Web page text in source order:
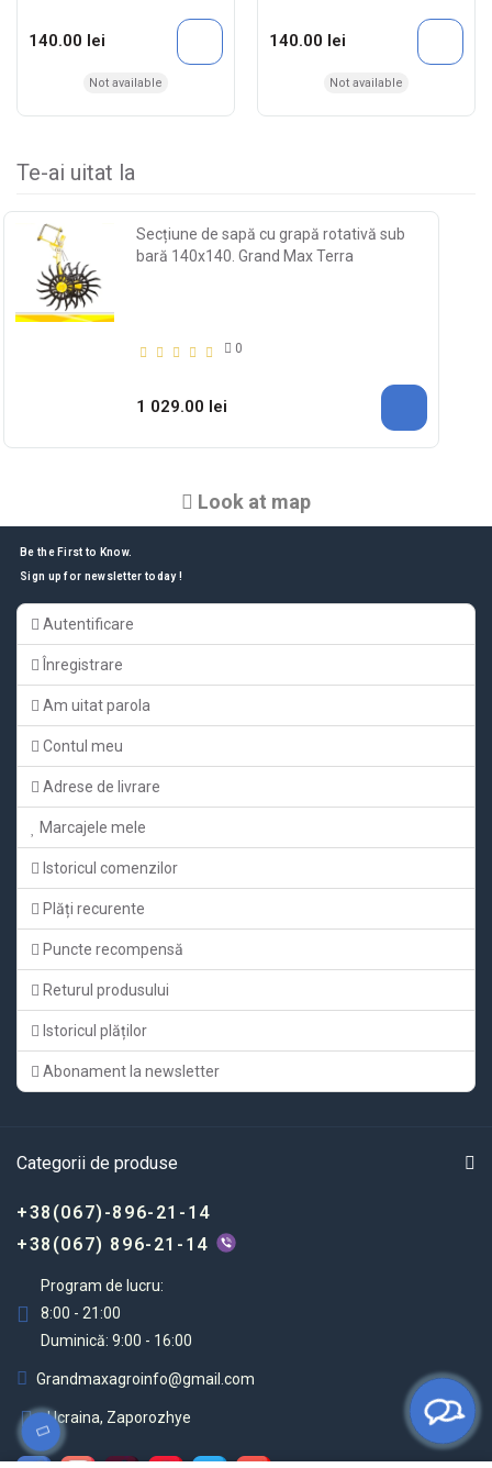
140.00 lei
Not available
140.00 lei
Not available
Te-ai uitat la
Secțiune de sapă cu grapă rotativă sub
bară 140x140. Grand Max Terra
0
1 029.00 lei
Look at map
Be the First to Know.
Sign up for newsletter today !
Autentificare
Înregistrare
Am uitat parola
Contul meu
Adrese de livrare
Marcajele mele
Istoricul comenzilor
Plăți recurente
Puncte recompensă
Returul produsului
Istoricul plăților
Abonament la newsletter
Categorii de produse
+38(067)-896-21-14
+38(067) 896-21-14
Program de lucru:
8:00 - 21:00
Duminică: 9:00 - 16:00
Grandmaxagroinfo@gmail.com
Ucraina, Zaporozhye